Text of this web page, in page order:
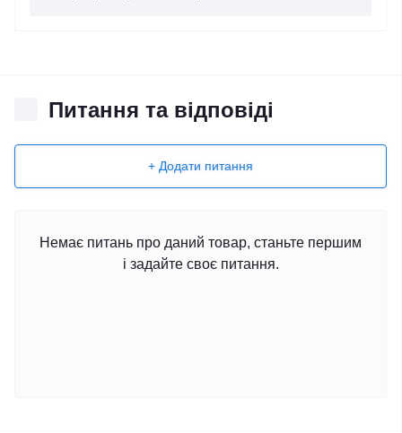
Питання та відповіді
+ Додати питання
Немає питань про даний товар, станьте першим
і задайте своє питання.